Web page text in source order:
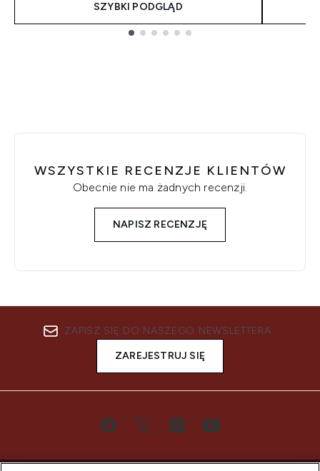
SZYBKI PODGLĄD
WSZYSTKIE RECENZJE KLIENTÓW
Obecnie nie ma żadnych recenzji.
NAPISZ RECENZJĘ
ZAPISZ SIĘ DO NASZEGO NEWSLETTERA
ZAREJESTRUJ SIĘ